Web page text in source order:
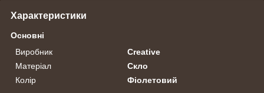
Характеристики
Основні
Виробник
Creative
Матеріал
Скло
Колір
Фіолетовий